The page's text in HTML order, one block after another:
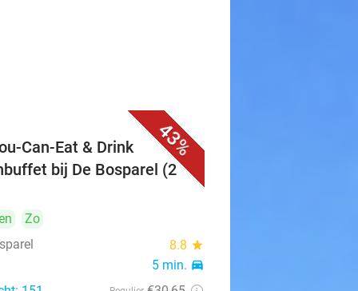
43%
Can-Eat & Drink
bij De Bosparel (2
Zo
8.8 star
5 min. directions_car